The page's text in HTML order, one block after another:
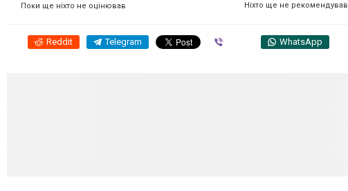
Поки ще ніхто не оцінював Ніхто ще не рекомендував
Reddit Telegram WhatsApp